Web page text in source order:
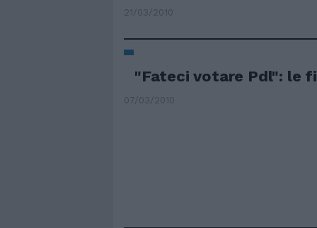
21/03/2010
"Fateci votare Pdl": le
07/03/2010